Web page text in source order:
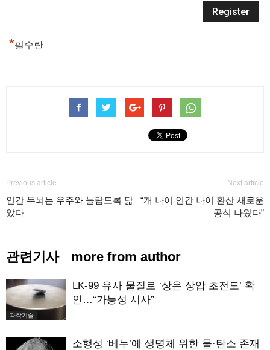
*필수란
Previous article
인간 두뇌는 우주와 놀랍도록 닮
았다
Next article
“개 나이 인간 나이 환산 새로운
공식 나왔다”
관련기사 more from author
과학기술
LK-99 유사 물질로 ‘상온 상압 초전도’ 확
인…“가능성 시사”
소행성 ‘베누’에 생명체 위한 물·탄소 존재